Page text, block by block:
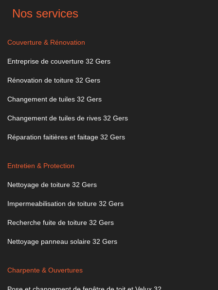
Nos services
Couverture & Rénovation
Entreprise de couverture 32 Gers
Rénovation de toiture 32 Gers
Changement de tuiles 32 Gers
Changement de tuiles de rives 32 Gers
Réparation faitières et faitage 32 Gers
Entretien & Protection
Nettoyage de toiture 32 Gers
Impermeabilisation de toiture 32 Gers
Recherche fuite de toiture 32 Gers
Nettoyage panneau solaire 32 Gers
Charpente & Ouvertures